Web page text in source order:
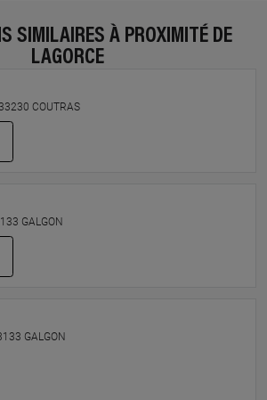
SIMILAIRES À PROXIMITÉ DE
LAGORCE
COUTRAS
GALGON
GALGON